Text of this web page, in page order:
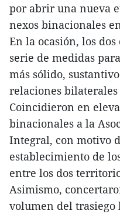
por abrir una nueva
nexos binacionales
En la ocasión, los
serie de medidas
más sólido,
relaciones bilaterales
Coincidieron en
binacionales a la
Integral, con motivo
establecimiento de
entre los dos
Asimismo,
volumen del